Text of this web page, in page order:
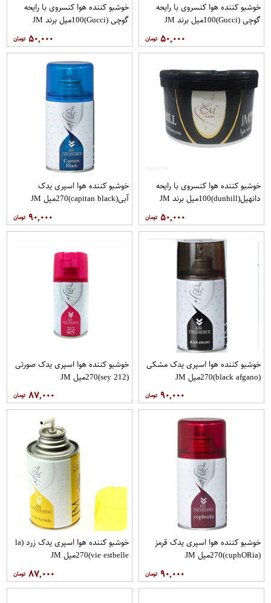
خوشبو کننده هوا کنسروی با رایحه
گوچی (Gucci)100میل برند JM
۵۰,۰۰۰
خوشبو کننده هوا کنسروی با رایحه
گوچی (Gucci)100میل برند JM
۵۰,۰۰۰
خوشبو کننده هوا کنسروی با رایحه
دانهیل(dunhill)100میل برند JM
۵۰,۰۰۰
خوشبو کننده هوا اسپری یدک
آبی(capitan black)270میل JM
۹۰,۰۰۰
خوشبو کننده هوا اسپری یدک مشکی
(black afgano)270میل JM
۹۰,۰۰۰
خوشبو کننده هوا اسپری یدک صورتی
(212 sey)270میل JM
۸۷,۰۰۰
خوشبو کننده هوا اسپری یدک قرمز
(cuphO​Ria)270میل JM
۹۰,۰۰۰
خوشبو کننده هوا اسپری یدک زرد (la
vie estbelle)270میل JM
۸۷,۰۰۰